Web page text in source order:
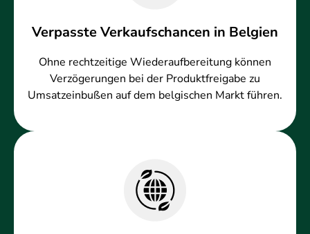
Verpasste Verkaufschancen in Belgien
Ohne rechtzeitige Wiederaufbereitung können
Verzögerungen bei der Produktfreigabe zu
Umsatzeinbußen auf dem belgischen Markt führen.